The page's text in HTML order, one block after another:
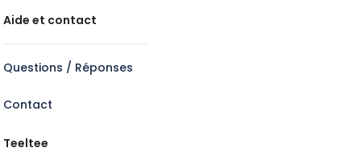
Aide et contact
Questions / Réponses
Contact
Teeltee